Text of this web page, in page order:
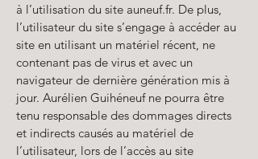
à l’utilisation du site auneuf.fr. De plus,
l’utilisateur du site s’engage à accéder au
site en utilisant un matériel récent, ne
contenant pas de virus et avec un
navigateur de dernière génération mis à
jour. Aurélien Guihéneuf ne pourra être
tenu responsable des dommages directs
et indirects causés au matériel de
l’utilisateur, lors de l’accès au site